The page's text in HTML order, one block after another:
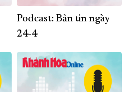
Podcast: Bản tin ngày
24-4